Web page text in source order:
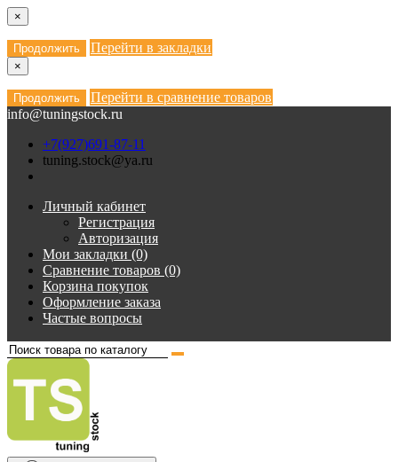
×
Продолжить Перейти в закладки
×
Продолжить
Перейти в сравнение товаров
info@tuningstock.ru
+7(927)691-87-11
tuning.stock@ya.ru
Личный кабинет
Регистрация
Авторизация
Мои закладки (0)
Сравнение товаров (0)
Корзина покупок
Оформление заказа
Частые вопросы